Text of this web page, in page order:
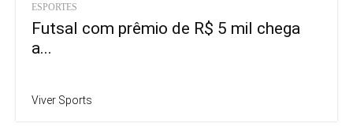
ESPORTES
Futsal com prêmio de R$ 5 mil chega
a...
Viver Sports